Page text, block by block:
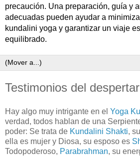
precaución. Una preparación, guía y
adecuadas pueden ayudar a
kundalini yoga y garantizar un viaje
equilibrado.
Testimonios del
Hay algo muy intrigante en el Yoga
verdad, todos hablan de una
poder: Se trata de Kundalini Shakti,
ella es mujer y Diosa, su esposo es
Todopoderoso, Parabrahman, su